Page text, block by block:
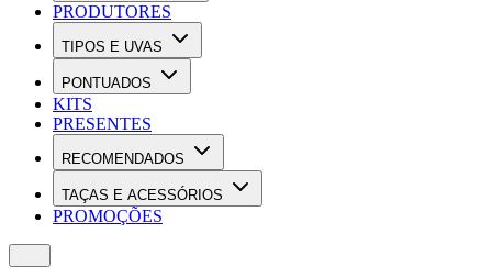
PRODUTORES
TIPOS E UVAS
PONTUADOS
KITS
PRESENTES
RECOMENDADOS
TAÇAS E ACESSÓRIOS
PROMOÇÕES